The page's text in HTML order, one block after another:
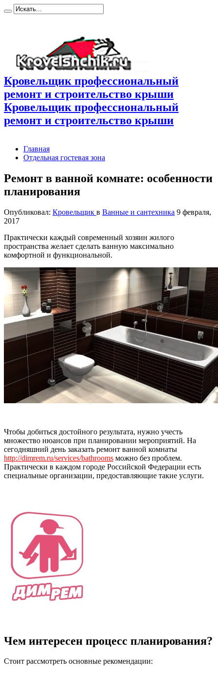
Кровельщик профессиональный
ремонт и строительство крыши
Кровельщик профессиональный
ремонт и строительство крыши
Главная
Отдельная гостевая зона
Ремонт в ванной комнате: особенности
планирования
Опубликовал: Кровельщик в Ванные и сантехника 9 февраля,
2017
Практически каждый современный хозяин жилого
пространства желает сделать ванную максимально
комфортной и функциональной.
Чтобы добиться достойного результата, нужно учесть
множество нюансов при планировании мероприятий. На
сегодняшний день заказать ремонт ванной комнаты
http://dimrem.ru/services/bathrooms можно без проблем.
Практически в каждом городе Российской Федерации есть
специальные организации, предоставляющие такие услуги.
Чем интересен процесс планирования?
Стоит рассмотреть основные рекомендации: